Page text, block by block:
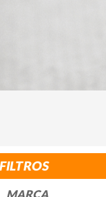
FILTROS
MARCA